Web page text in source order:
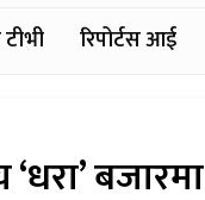
टीभी रिपोर्टस आई
बजारमा